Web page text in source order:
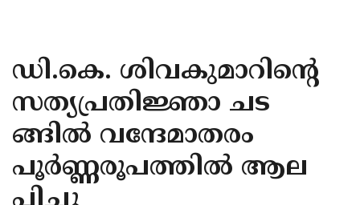
KANNUR
KASARAGOD
ഡി.കെ. ശിവകുമാറിന്റെ
സത്യപ്രതിജ്ഞാ ചട
ങ്ങില്‍ വന്ദേമാതരം
പൂര്‍ണ്ണരൂപത്തില്‍ ആല